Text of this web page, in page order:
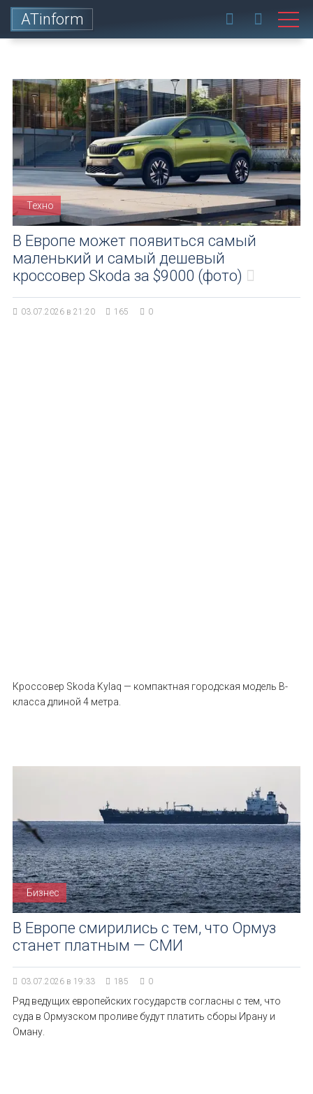
ATinform
Техно
В Европе может появиться самый
маленький и самый дешевый
кроссовер Skoda за $9000 (фото)
03.07.2026 в 21:20 165 0
Кроссовер Skoda Kylaq — компактная городская модель B-
класса длиной 4 метра.
Бизнес
В Европе смирились с тем, что Ормуз
станет платным — СМИ
03.07.2026 в 19:33 185 0
Ряд ведущих европейских государств согласны с тем, что
суда в Ормузском проливе будут платить сборы Ирану и
Оману.